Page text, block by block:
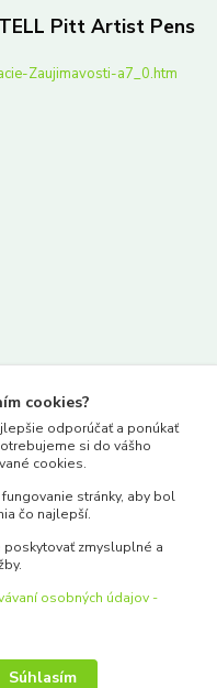
Pitt Artist Pens
Zaujimavosti-a7_0.htm
cookies?
odporúčať a ponúkať
si do vášho
cookies.
stránky, aby bol
čo najlepší.
poskytovať zmysluplné a
osobných údajov -
Súhlasím